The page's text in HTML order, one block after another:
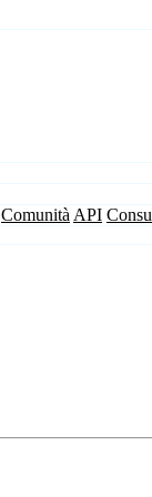
Comunità API